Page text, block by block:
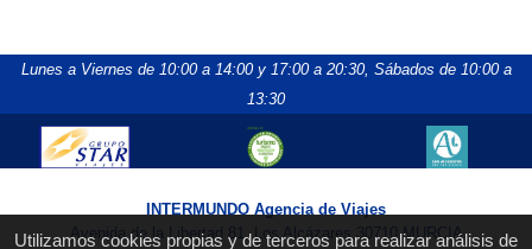
Utilizamos cookies propias y de terceros para realizar análisis de
Lunes a Viernes de 10:00 a 14:00 y 17:00 a 20:30, Sábados de 10:00 a
13:30
INTERMUNDO Agencia de Viajes
Avenida de la Libertad 81, Los Alcázares 30710 MURCIA